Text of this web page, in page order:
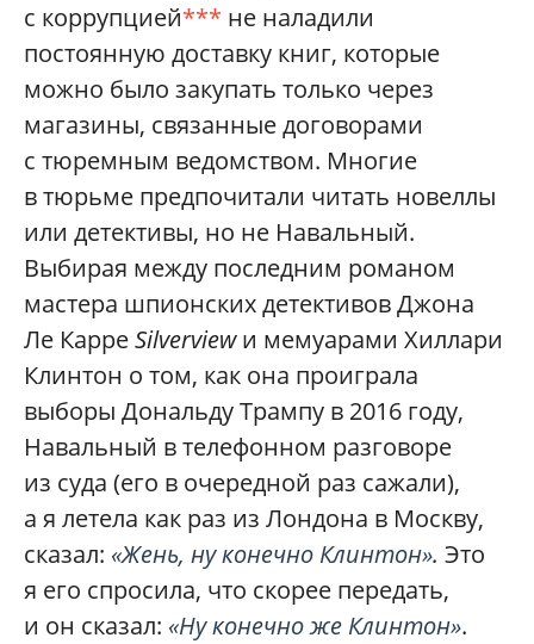
с коррупцией*** не наладили
постоянную доставку книг, которые
можно было закупать только через
магазины, связанные договорами
с тюремным ведомством. Многие
в тюрьме предпочитали читать новеллы
или детективы, но не Навальный.
Выбирая между последним романом
мастера шпионских детективов Джона
Ле КарреSilverviewи мемуарами Хиллари
Клинтон о том, как она проиграла
выборы Дональду Трампу в 2016 году,
Навальный в телефонном разговоре
из суда (его в очередной раз сажали),
а я летела как раз из Лондона в Москву,
сказал: «Жень, ну конечно Клинтон». Это
я его спросила, что скорее передать,
и он сказал: «Ну конечно же Клинтон».